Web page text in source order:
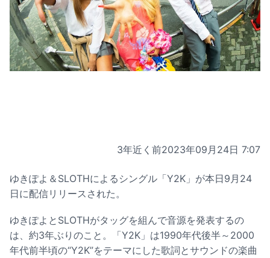
3年近く前2023年09月24日 7:07
ゆきぽよ＆SLOTHによるシングル「Y2K」が本日9月24
日に配信リリースされた。
ゆきぽよとSLOTHがタッグを組んで音源を発表するの
は、約3年ぶりのこと。「Y2K」は1990年代後半～2000
年代前半頃の“Y2K”をテーマにした歌詞とサウンドの楽曲